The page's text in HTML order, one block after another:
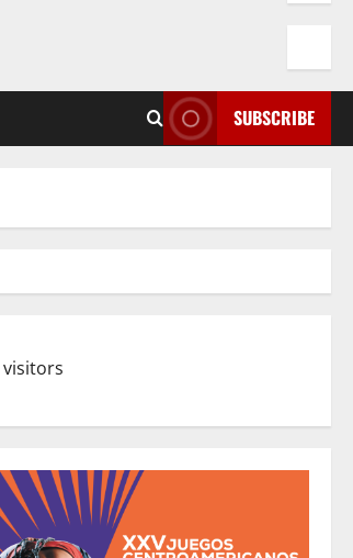
SUBSCRIBE
visitors